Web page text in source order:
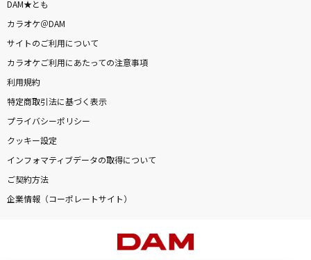
DAM★とも
カラオケ＠DAM
サイトのご利用について
カラオケご利用にあたっての注意事項
利用規約
特定商取引法に基づく表示
プライバシーポリシー
クッキー設定
インフォマティブデータの取得について
ご契約方法
企業情報（コーポレートサイト）